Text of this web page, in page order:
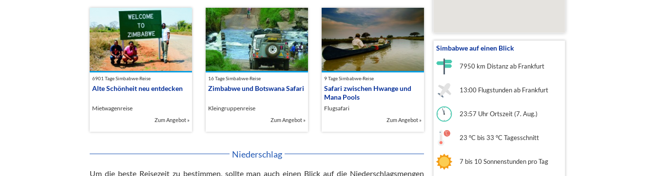
6901 Tage Simbabwe-Reise
Alte Schönheit neu entdecken
Mietwagenreise
Zum Angebot »
16 Tage Simbabwe-Reise
Zimbabwe und Botswana Safari
Kleingruppenreise
Zum Angebot »
9 Tage Simbabwe-Reise
Safari zwischen Hwange und
Mana Pools
Flugsafari
Zum Angebot »
Niederschlag
Um die beste Reisezeit zu bestimmen, sollte man auch einen Blick auf die Niederschlagsmengen
Simbabwe auf einen Blick
7950 km Distanz ab Frankfurt
13:00 Flugstunden ab Frankfurt
23:57 Uhr Ortszeit (7. Aug.)
23 °C bis 33 °C Tagesschnitt
7 bis 10 Sonnenstunden pro Tag